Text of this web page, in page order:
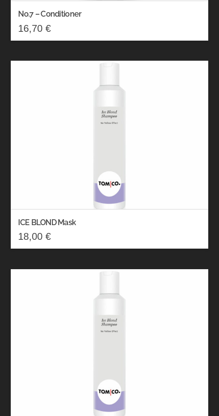
No.7 – Conditioner
16,70€
ICE BLOND Mask
18,00€